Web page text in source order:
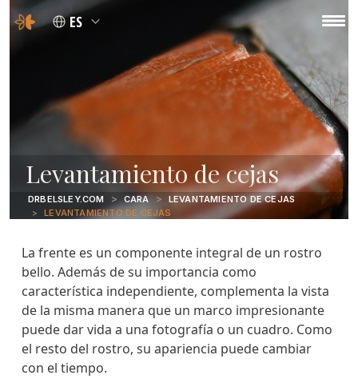
ES
Levantamiento de cejas
DRBELSLEY.COM CARA
LEVANTAMIENTO DE CEJAS
LEVANTAMIENTO DE CEJAS
La frente es un componente integral de un rostro
bello. Además de su importancia como
característica independiente, complementa la vista
de la misma manera que un marco impresionante
puede dar vida a una fotografía o un cuadro. Como
el resto del rostro, su apariencia puede cambiar
con el tiempo.